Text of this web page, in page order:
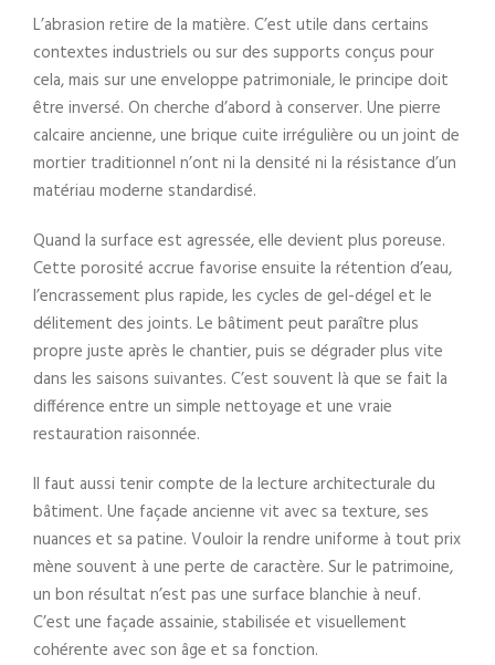
L’abrasion retire de la matière. C’est utile dans certains
contextes industriels ou sur des supports conçus pour
cela, mais sur une enveloppe patrimoniale, le principe doit
être inversé. On cherche d’abord à conserver. Une pierre
calcaire ancienne, une brique cuite irrégulière ou un joint de
mortier traditionnel n’ont ni la densité ni la résistance d’un
matériau moderne standardisé.
Quand la surface est agressée, elle devient plus poreuse.
Cette porosité accrue favorise ensuite la rétention d’eau,
l’encrassement plus rapide, les cycles de gel-dégel et le
délitement des joints. Le bâtiment peut paraître plus
propre juste après le chantier, puis se dégrader plus vite
dans les saisons suivantes. C’est souvent là que se fait la
différence entre un simple nettoyage et une vraie
restauration raisonnée.
Il faut aussi tenir compte de la lecture architecturale du
bâtiment. Une façade ancienne vit avec sa texture, ses
nuances et sa patine. Vouloir la rendre uniforme à tout prix
mène souvent à une perte de caractère. Sur le patrimoine,
un bon résultat n’est pas une surface blanchie à neuf.
C’est une façade assainie, stabilisée et visuellement
cohérente avec son âge et sa fonction.